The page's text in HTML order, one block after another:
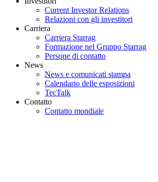
Current Investor Relations
Relazioni con gli investitori
Carriera
Carriera Starrag
Formazione nel Gruppo Starrag
Persone di contatto
News
News e comunicati stampa
Calendario delle esposizioni
TecTalk
Contatto
Contatto mondiale